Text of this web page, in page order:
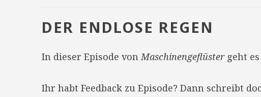
DER ENDLOSE REGEN
In dieser Episode vonMaschinengeflüstergeht es
Ihr habt Feedback zu Episode? Dann schreibt